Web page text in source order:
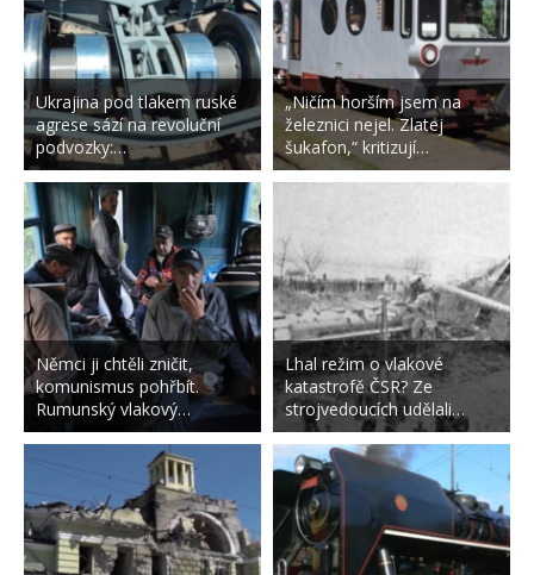
Ukrajina pod tlakem ruské
agrese sází na revoluční
podvozky:…
Němci ji chtěli zničit,
komunismus pohřbít.
Rumunský vlakový…
„Ničím horším jsem na
železnici nejel. Zlatej
šukafon,“ kritizují…
Lhal režim o vlakové
katastrofě ČSR? Ze
strojvedoucích udělali…